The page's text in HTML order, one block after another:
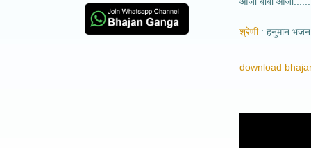
श्रेणी हनुमान भजन
download